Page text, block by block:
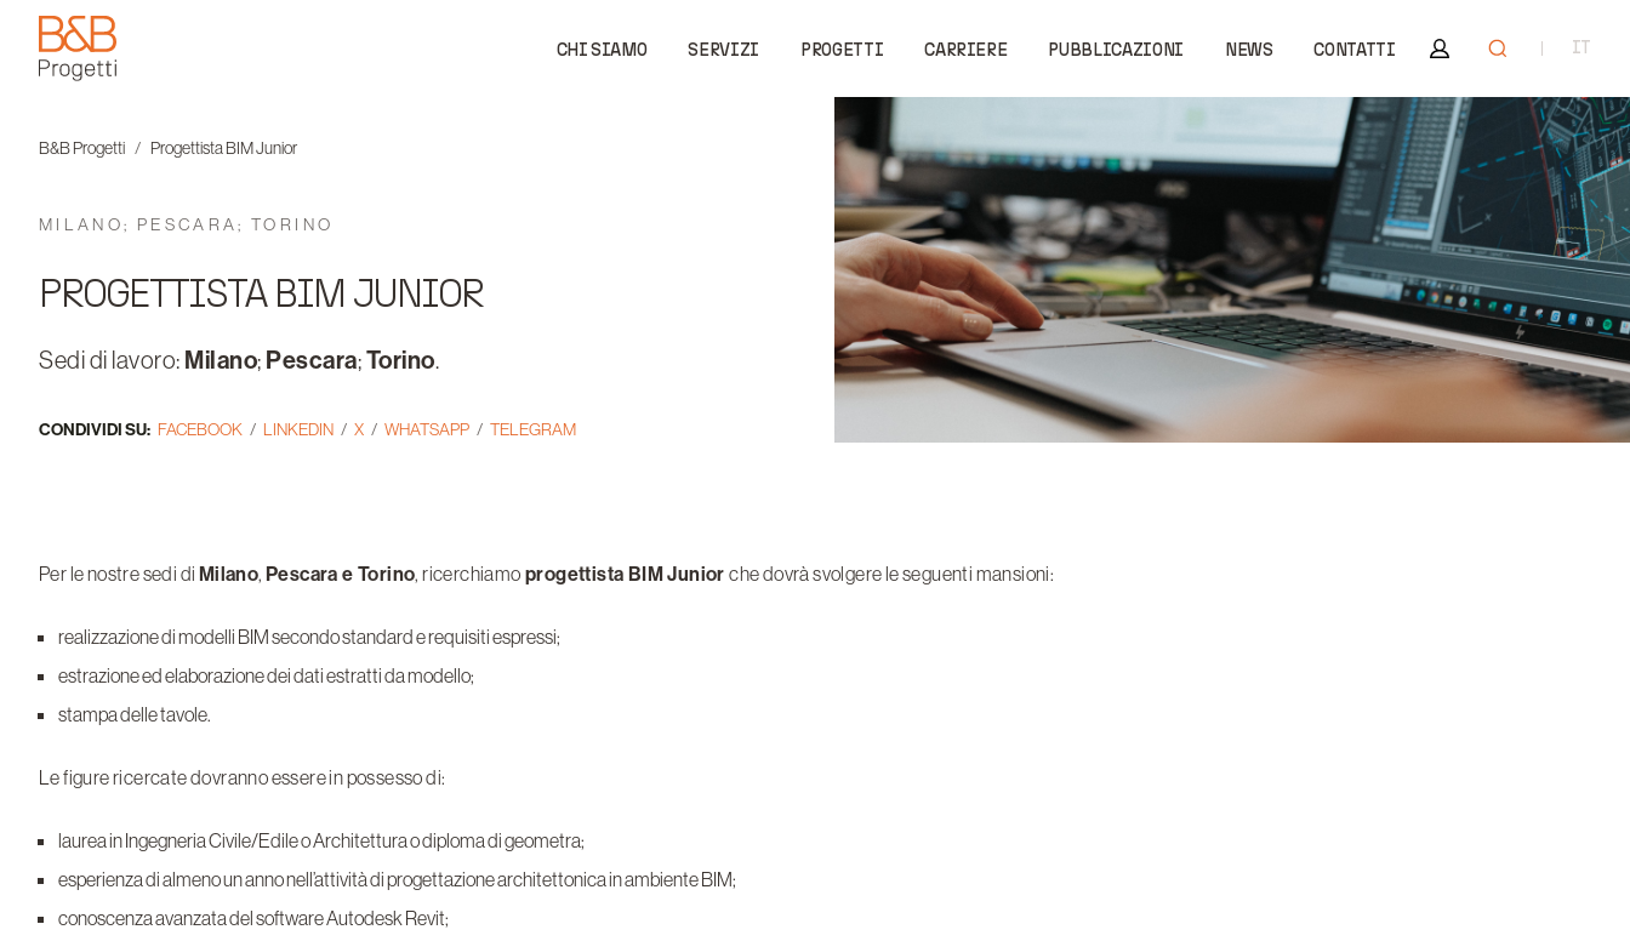
B&B Progetti CHI SIAMO SERVIZI PROGETTI CARRIERE PUBBLICAZIONI NEWS CONTATTI Area riservata IT
Apri ricerca
B&B Progetti Progettista BIM Junior
MILANO; PESCARA; TORINO
PROGETTISTA BIM JUNIOR
Sedi di lavoro: Milano; Pescara;Torino.
CONDIVIDI SU: FACEBOOK LINKEDIN X WHATSAPP TELEGRAM
Per le nostre sedi di Milano,Pescara e Torino, ricerchiamo progettista BIM Juniorche dovrà svolgere le seguenti mansioni:
realizzazione di modelli BIM secondo standard e requisiti espressi;
estrazione ed elaborazione dei dati estratti da modello;
stampa delle tavole.
Le figure ricercate dovranno essere in possesso di:
laurea in Ingegneria Civile/Edile o Architettura o diploma di geometra;
esperienza di almeno un anno nell’attività di progettazione architettonica in ambiente BIM;
conoscenza avanzata del software Autodesk Revit;